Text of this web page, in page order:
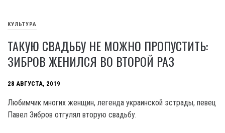
КУЛЬТУРА
ТАКУЮ СВАДЬБУ НЕ МОЖНО ПРОПУСТИТЬ:
ЗИБРОВ ЖЕНИЛСЯ ВО ВТОРОЙ РАЗ
28 АВГУСТА, 2019
Любимчик многих женщин, легенда украинской эстрады, певец
Павел Зибров отгулял вторую свадьбу.